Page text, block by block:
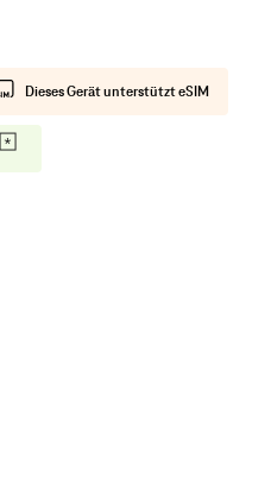
Dieses Gerät unterstützt eSIM